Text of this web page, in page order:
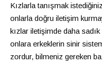
Kızlarla tanışmak
onlarla doğru iletişim
kızlar iletişimde daha
onlara erkeklerin sinir
zordur, bilmeniz gereken